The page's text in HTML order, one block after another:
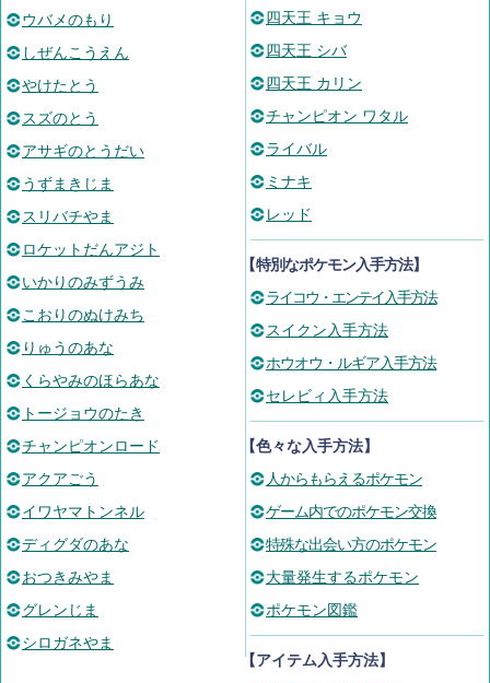
ウバメのもり
しぜんこうえん
やけたとう
スズのとう
アサギのとうだい
うずまきじま
スリバチやま
ロケットだんアジト
いかりのみずうみ
こおりのぬけみち
りゅうのあな
くらやみのほらあな
トージョウのたき
チャンピオンロード
アクアごう
イワヤマトンネル
ディグダのあな
おつきみやま
グレンじま
シロガネやま
四天王 キョウ
四天王 シバ
四天王 カリン
チャンピオン ワタル
ライバル
ミナキ
レッド
【特別なポケモン入手方法】
ライコウ・エンテイ入手方法
スイクン入手方法
ホウオウ・ルギア入手方法
セレビィ入手方法
【色々な入手方法】
人からもらえるポケモン
ゲーム内でのポケモン交換
特殊な出会い方のポケモン
大量発生するポケモン
ポケモン図鑑
【アイテム入手方法】